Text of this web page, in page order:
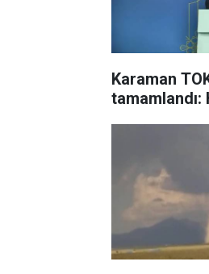
Karaman